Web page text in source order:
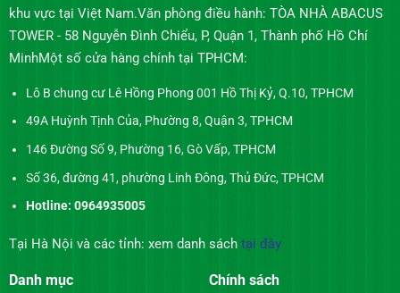
khu vực tại Việt Nam.Văn phòng điều hành: TÒA NHÀ ABACUS
TOWER - 58 Nguyễn Đình Chiểu, P, Quận 1, Thành phố Hồ Chí
MinhMột số cửa hàng chính tại TPHCM:
Lô B chung cư Lê Hồng Phong 001 Hồ Thị Kỷ, Q.10, TPHCM
49A Huỳnh Tịnh Của, Phường 8, Quận 3, TPHCM
146 Đường Số 9, Phường 16, Gò Vấp, TPHCM
Số 36, đường 41, phường Linh Đông, Thủ Đức, TPHCM
Hotline: 0964935005
Tại Hà Nội và các tỉnh: xem danh sách tại đây
Danh mục Chính sách